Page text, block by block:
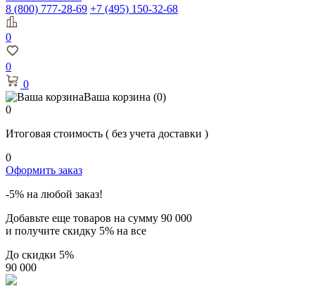
8 (800) 777-28-69 +7 (495) 150-32-68
0
0
0
Ваша корзина (0)
0
Итоговая стоимость ( без учета доставки )
0
Оформить заказ
-5% на любой заказ!
Добавьте еще товаров на сумму 90 000
и получите скидку 5% на все
До скидки 5%
90 000